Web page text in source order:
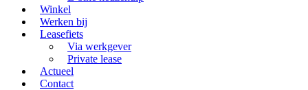
Winkel
Werken bij
Leasefiets
Via werkgever
Private lease
Actueel
Contact